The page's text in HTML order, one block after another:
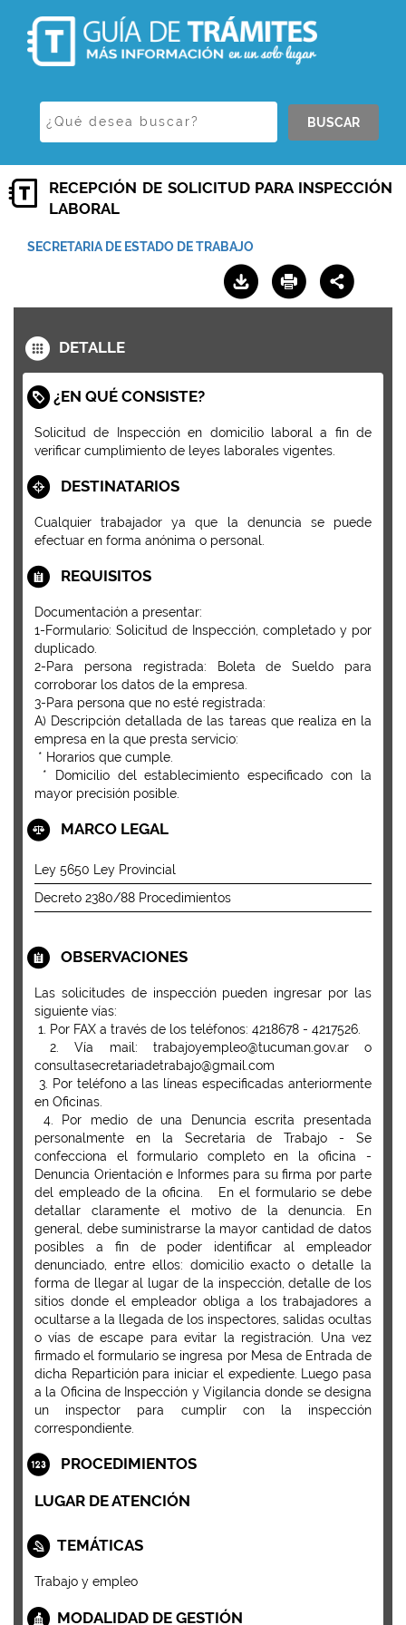
BUSCAR
RECEPCIÓN DE SOLICITUD PARA INSPECCIÓN
LABORAL
SECRETARIA DE ESTADO DE TRABAJO
DETALLE
¿EN QUÉ CONSISTE?
Solicitud de Inspección en domicilio laboral a fin de
verificar cumplimiento de leyes laborales vigentes.
DESTINATARIOS
Cualquier trabajador ya que la denuncia se puede
efectuar en forma anónima o personal.
REQUISITOS
Documentación a presentar:
1-Formulario: Solicitud de Inspección, completado y por
duplicado.
2-Para persona registrada: Boleta de Sueldo para
corroborar los datos de la empresa.
3-Para persona que no esté registrada:
A) Descripción detallada de las tareas que realiza en la
empresa en la que presta servicio:
* Horarios que cumple.
* Domicilio del establecimiento especificado con la
mayor precisión posible.
MARCO LEGAL
Ley 5650 Ley Provincial
Decreto 2380/88 Procedimientos
OBSERVACIONES
Las solicitudes de inspección pueden ingresar por las
siguiente vías:
1. Por FAX a través de los teléfonos: 4218678 - 4217526.
2. Vía mail: trabajoyempleo@tucuman.gov.ar o
consultasecretariadetrabajo@gmail.com
3. Por teléfono a las líneas especificadas anteriormente
en Oficinas.
4. Por medio de una Denuncia escrita presentada
personalmente en la Secretaria de Trabajo - Se
confecciona el formulario completo en la oficina -
Denuncia Orientación e Informes para su firma por parte
del empleado de la oficina. En el formulario se debe
detallar claramente el motivo de la denuncia. En
general, debe suministrarse la mayor cantidad de datos
posibles a fin de poder identificar al empleador
denunciado, entre ellos: domicilio exacto o detalle la
forma de llegar al lugar de la inspección, detalle de los
sitios donde el empleador obliga a los trabajadores a
ocultarse a la llegada de los inspectores, salidas ocultas
o vías de escape para evitar la registración. Una vez
firmado el formulario se ingresa por Mesa de Entrada de
dicha Repartición para iniciar el expediente. Luego pasa
a la Oficina de Inspección y Vigilancia donde se designa
un inspector para cumplir con la inspección
correspondiente.
PROCEDIMIENTOS
LUGAR DE ATENCIÓN
TEMÁTICAS
Trabajo y empleo
MODALIDAD DE GESTIÓN